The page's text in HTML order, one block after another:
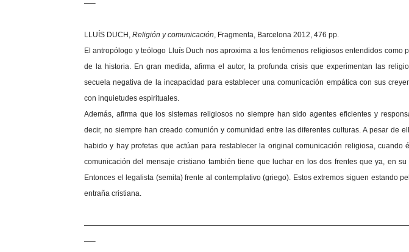
—–
LLUÍS DUCH, Religión y comunicación, Fragmenta, Barcelona 2012, 476 pp.
El antropólogo y teólogo Lluís Duch nos aproxima a los fenómenos religiosos entendidos como
de la historia. En gran medida, afirma el autor, la profunda crisis que experimentan las
secuela negativa de la incapacidad para establecer una comunicación empática con sus
con inquietudes espirituales.
Además, afirma que los sistemas religiosos no siempre han sido agentes eficientes y
decir, no siempre han creado comunión y comunidad entre las diferentes culturas. A pesar de
habido y hay profetas que actúan para restablecer la original comunicación religiosa, cuando
comunicación del mensaje cristiano también tiene que luchar en los dos frentes que ya, en
Entonces el legalista (semita) frente al contemplativo (griego). Estos extremos siguen estando
entraña cristiana.
—–